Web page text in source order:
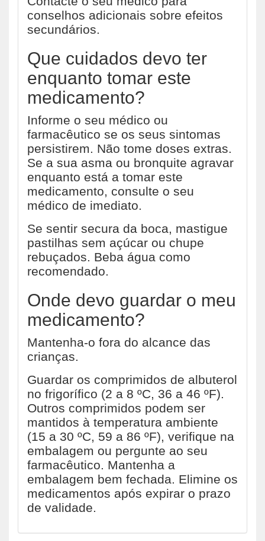
conselhos adicionais sobre efeitos
secundários.
Que cuidados devo ter
enquanto tomar este
medicamento?
Informe o seu médico ou
farmacêutico se os seus sintomas
persistirem. Não tome doses extras.
Se a sua asma ou bronquite agravar
enquanto está a tomar este
medicamento, consulte o seu
médico de imediato.
Se sentir secura da boca, mastigue
pastilhas sem açúcar ou chupe
rebuçados. Beba água como
recomendado.
Onde devo guardar o meu
medicamento?
Mantenha-o fora do alcance das
crianças.
Guardar os comprimidos de albuterol
no frigorífico (2 a 8 ºC, 36 a 46 ºF).
Outros comprimidos podem ser
mantidos à temperatura ambiente
(15 a 30 ºC, 59 a 86 ºF), verifique na
embalagem ou pergunte ao seu
farmacêutico. Mantenha a
embalagem bem fechada. Elimine os
medicamentos após expirar o prazo
de validade.